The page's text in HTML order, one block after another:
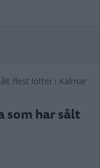
som har sålt